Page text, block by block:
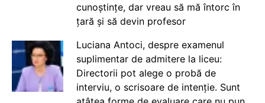
cunoștințe, dar vreau să mă întorc în
țară și să devin profesor
Luciana Antoci, despre examenul
suplimentar de admitere la liceu:
Directorii pot alege o probă de
interviu, o scrisoare de intenție. Sunt